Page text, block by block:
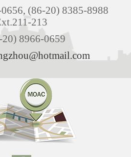
(86-20) 8385-8988
213
20) 8966-0659